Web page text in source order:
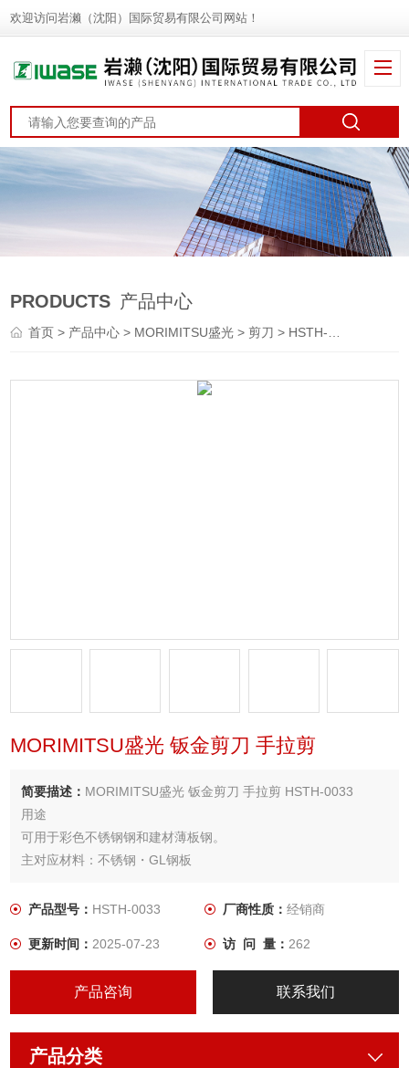
欢迎访问岩濑（沈阳）国际贸易有限公司网站！
PRODUCTS 产品中心
首页> 产品中心 > MORIMITSU盛光 >剪刀 > HSTH-0033MORIMITSU盛光 钣金剪刀 手拉剪
MORIMITSU盛光 钣金剪刀 手拉剪
简要描述： MORIMITSU盛光 钣金剪刀 手拉剪 HSTH-0033
用途
可用于彩色不锈钢钢和建材薄板钢。
主对应材料：不锈钢・GL钢板
产品型号： HSTH-0033 厂商性质： 经销商
更新时间：2025-07-23 访 问 量： 262
产品咨询 联系我们
产品分类